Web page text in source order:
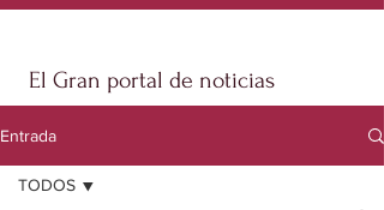
El Gran portal de noticias
Entrada
TODOS